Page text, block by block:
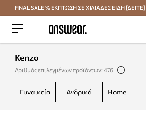
Εξοικονομήστε με το Answear Club
FINAL SALE % ΕΚΠΤΩΣΗ ΣΕ ΧΙΛΙΑΔΕΣ ΕΙΔΗ [ΔΕΙΤΕ]
Kenzo
Αριθμός επιλεγμένων προϊόντων: 476
γυναικεία ανδρικά home